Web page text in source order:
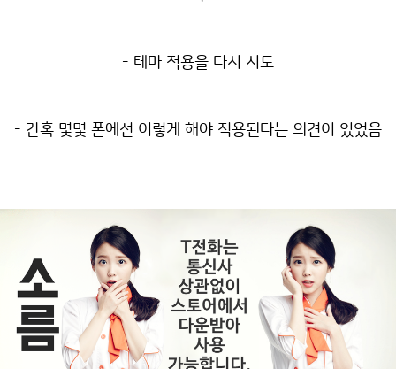
- 테마 적용을 다시 시도
- 간혹 몇몇 폰에선 이렇게 해야 적용된다는 의견이 있었음